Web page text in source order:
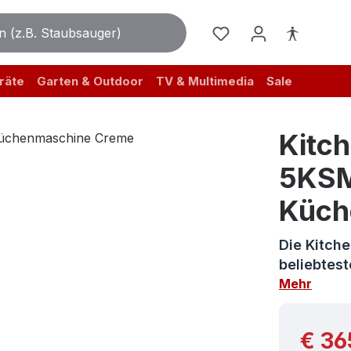
Garten & Outdoor TV & Multimedia Sale
Die
Mehr
€